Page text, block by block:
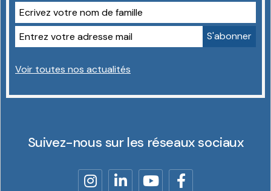
Voir toutes nos actualités
Suivez-nous sur les réseaux sociaux